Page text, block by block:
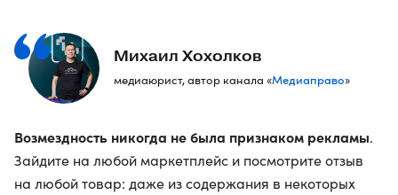
Михаил Хохолков
медиаюрист, автор канала «Медиаправо»
Возмездность никогда не была признаком рекламы.
Зайдите на любой маркетплейс и посмотрите отзыв
на любой товар: даже из содержания в некоторых